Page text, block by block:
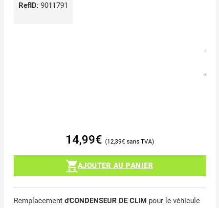
RefID: 9011791
14,99€ 12,39€
AJOUTER AU PANIER
Remplacement d'CONDENSEUR DE CLIM pour le véhicule